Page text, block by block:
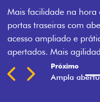
e descarregar. As
de 270° oferecem
em espaços
o seu dia a dia.